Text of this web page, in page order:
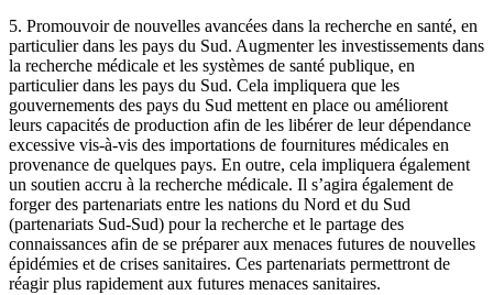
5. Promouvoir de nouvelles avancées dans la recherche en santé, en
particulier dans les pays du Sud. Augmenter les investissements dans
la recherche médicale et les systèmes de santé publique, en
particulier dans les pays du Sud. Cela impliquera que les
gouvernements des pays du Sud mettent en place ou améliorent
leurs capacités de production afin de les libérer de leur dépendance
excessive vis-à-vis des importations de fournitures médicales en
provenance de quelques pays. En outre, cela impliquera également
un soutien accru à la recherche médicale. Il s’agira également de
forger des partenariats entre les nations du Nord et du Sud
(partenariats Sud-Sud) pour la recherche et le partage des
connaissances afin de se préparer aux menaces futures de nouvelles
épidémies et de crises sanitaires. Ces partenariats permettront de
réagir plus rapidement aux futures menaces sanitaires.